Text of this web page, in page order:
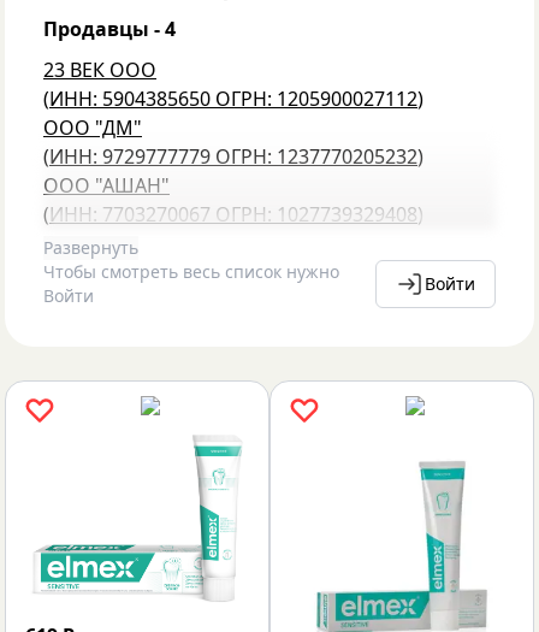
Продавцы -4
23 ВЕК ООО
(ИНН: 5904385650 ОГРН: 1205900027112)
ООО "ДМ"
(ИНН: 9729777779 ОГРН: 1237770205232)
ООО "АШАН"
(ИНН: 7703270067 ОГРН: 1027739329408)
Развернуть
Чтобы смотреть весь список нужно
Войти
Войти